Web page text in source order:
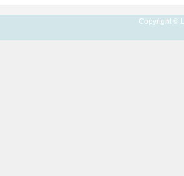
Copyright ©